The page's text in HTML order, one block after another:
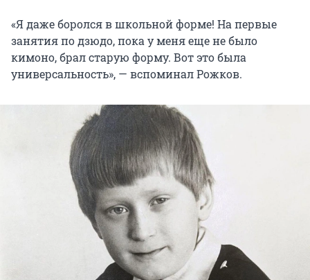
«Я даже боролся в школьной форме! На первые
занятия по дзюдо, пока у меня еще не было
кимоно, брал старую форму. Вот это была
универсальность», — вспоминал Рожков.